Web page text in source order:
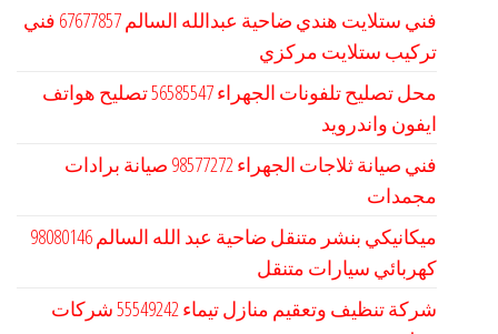
فني ستلايت هندي ضاحية عبدالله السالم 67677857 فني
تركيب ستلايت مركزي
محل تصليح تلفونات الجهراء 56585547 تصليح هواتف
ايفون واندرويد
فني صيانة ثلاجات الجهراء 98577272 صيانة برادات
مجمدات
كهربائي سيارات متنقل
شركة تنظيف وتعقيم منازل تيماء 55549242 شركات